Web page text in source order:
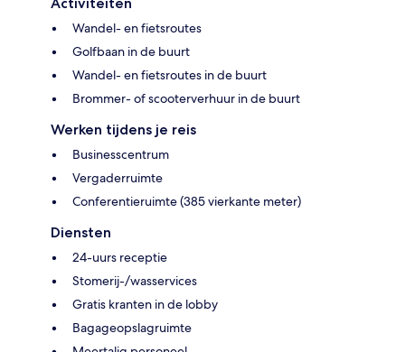
Wandel- en fietsroutes
Golfbaan in de buurt
Wandel- en fietsroutes in de buurt
Brommer- of scooterverhuur in de buurt
Werken tijdens je reis
Businesscentrum
Vergaderruimte
Conferentieruimte (385 vierkante meter)
Diensten
24-uurs receptie
Stomerij-/wasservices
Gratis kranten in de lobby
Bagageopslagruimte